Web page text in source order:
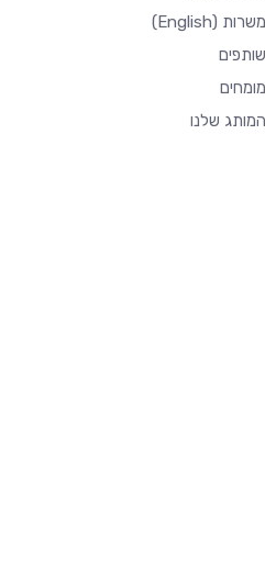
משרות (English)
שותפים
מומחים
המותג שלנו